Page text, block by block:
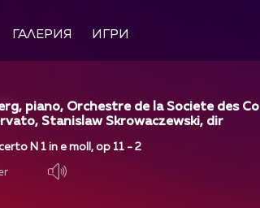
ГАЛЕРИЯ ИГРИ
piano, Orchestre de la Societe des Co
Stanislaw Skrowaczewski, dir
N 1 in e moll, op 11 - 2